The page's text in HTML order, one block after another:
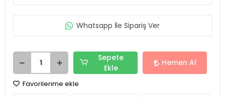
Whatsapp İle Sipariş Ver
Sepete
Ekle
Hemen Al
Favorilerime ekle